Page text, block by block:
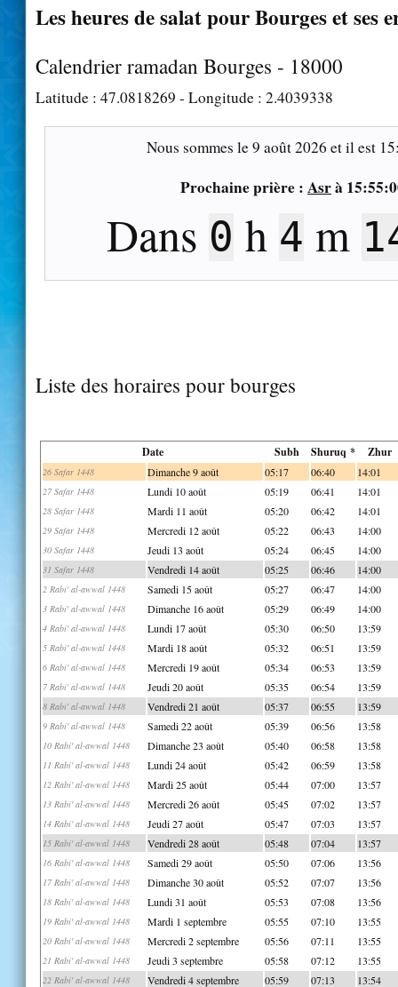
Les heures de salat pour Bourges et ses
Calendrier ramadan Bourges - 18000
Latitude : 47.0818269 - Longitude : 2.4039338
Nous sommes le9 août 2026 et il est
Prochaine prière : Asrà
Dans 0 h 4 m
Liste des horaires pour bourges
Date Subh Shuruq * Zhur
26 Safar 1448 Dimanche 9 août 05:17 06:40 14:01
27 Safar 1448 Lundi 10 août 05:19 06:41 14:01
28 Safar 1448 Mardi 11 août 05:20 06:42 14:01
29 Safar 1448 Mercredi 12 août 05:22 06:43 14:00
30 Safar 1448 Jeudi 13 août 05:24 06:45 14:00
31 Safar 1448 Vendredi 14 août 05:25 06:46 14:00
2 Rabi' al-awwal 1448 Samedi 15 août 05:27 06:47 14:00
3 Rabi' al-awwal 1448 Dimanche 16 août 05:29 06:49 14:00
4 Rabi' al-awwal 1448 Lundi 17 août 05:30 06:50 13:59
5 Rabi' al-awwal 1448 Mardi 18 août 05:32 06:51 13:59
6 Rabi' al-awwal 1448 Mercredi 19 août 05:34 06:53 13:59
7 Rabi' al-awwal 1448 Jeudi 20 août 05:35 06:54 13:59
8 Rabi' al-awwal 1448 Vendredi 21 août 05:37 06:55 13:59
9 Rabi' al-awwal 1448 Samedi 22 août 05:39 06:56 13:58
10 Rabi' al-awwal 1448 Dimanche 23 août 05:40 06:58 13:58
11 Rabi' al-awwal 1448 Lundi 24 août 05:42 06:59 13:58
12 Rabi' al-awwal 1448 Mardi 25 août 05:44 07:00 13:57
13 Rabi' al-awwal 1448 Mercredi 26 août 05:45 07:02 13:57
14 Rabi' al-awwal 1448 Jeudi 27 août 05:47 07:03 13:57
15 Rabi' al-awwal 1448 Vendredi 28 août 05:48 07:04 13:57
16 Rabi' al-awwal 1448 Samedi 29 août 05:50 07:06 13:56
17 Rabi' al-awwal 1448 Dimanche 30 août 05:52 07:07 13:56
18 Rabi' al-awwal 1448 Lundi 31 août 05:53 07:08 13:56
19 Rabi' al-awwal 1448 Mardi 1 septembre 05:55 07:10 13:55
20 Rabi' al-awwal 1448 Mercredi 2 septembre 05:56 07:11 13:55
21 Rabi' al-awwal 1448 Jeudi 3 septembre 05:58 07:12 13:55
22 Rabi' al-awwal 1448 Vendredi 4 septembre 05:59 07:13 13:54